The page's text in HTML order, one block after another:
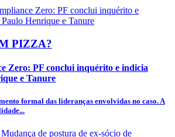
PIZZA?
Zero: PF conclui inquérito e indicia
e Tanure
formal das lideranças envolvidas no caso. A